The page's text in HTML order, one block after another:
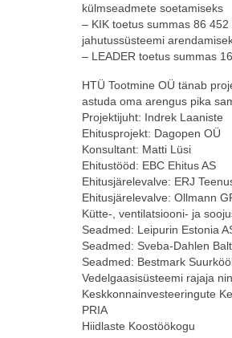
külmseadmete soetamiseks
– KIK toetus summas 86
jahutussüsteemi
– LEADER toetus summas
HTÜ Tootmine OÜ tänab
astuda oma arengus pika
Projektijuht: Indrek Laaniste
Ehitusprojekt: Dagopen OÜ
Konsultant: Matti Lüsi
Ehitustööd: EBC Ehitus AS
Ehitusjärelevalve: ERJ
Ehitusjärelevalve: Ollmann
Kütte-, ventilatsiooni- ja
Seadmed: Leipurin Estonia
Seadmed: Sveba-Dahlen
Seadmed: Bestmark
Vedelgaasisüsteemi rajaja
Keskkonnainvesteeringute
PRIA
Hiidlaste Koostöökogu